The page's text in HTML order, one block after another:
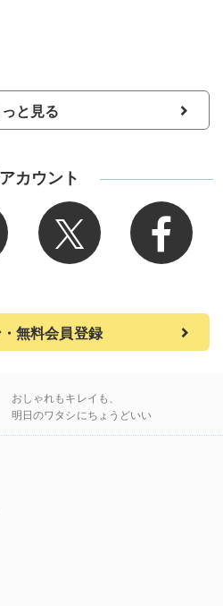
っと見る
カウント
無料会員登録
おしゃれもキレイも、
明日のワタシにちょうどいい